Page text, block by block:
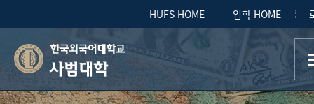
HUFS HOME 입학 HOME
사범대학